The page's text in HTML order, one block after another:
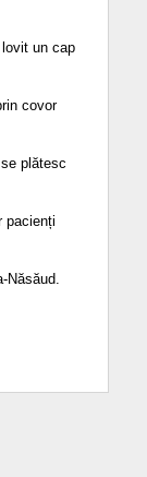
un cap
covor
plătesc
pacienți
Năsăud.